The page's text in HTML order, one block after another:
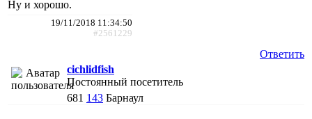
Ну и хорошо.
19/11/2018 11:34:50
#2561229
Ответить
cichlidfish
Постоянный посетитель
681 143 Барнаул